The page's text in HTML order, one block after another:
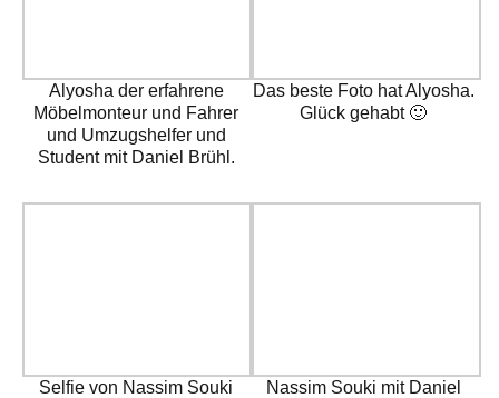
Alyosha der erfahrene
Möbelmonteur und Fahrer
und Umzugshelfer und
Student mit Daniel Brühl.
Das beste Foto hat Alyosha.
Glück gehabt 🙂
Selfie von Nassim Souki
Nassim Souki mit Daniel